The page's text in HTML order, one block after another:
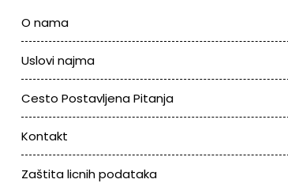
O nama
Uslovi najma
Cesto Postavljena Pitanja
Kontakt
Zaštita licnih podataka